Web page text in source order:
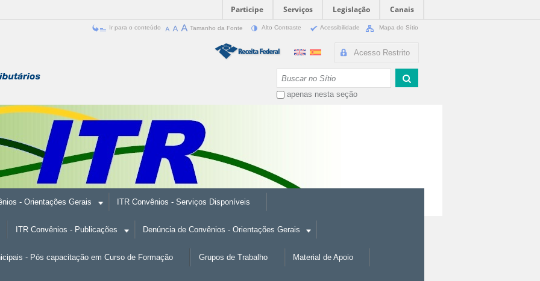
Participe Serviços Legislação
Canais
Ir para o conteúdo Tamanho da Fonte Alto Contraste Acessibilidade Mapa do Sítio
Acesso Restrito
apenas nesta seção
- Orientações Gerais ITR Convênios - Serviços Disponíveis
ITR Convênios - Publicações Denúncia de Convênios - Orientações Gerais
- Pós capacitação em Curso de Formação Grupos de Trabalho Material de Apoio